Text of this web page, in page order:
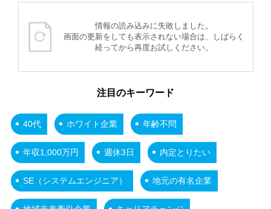
情報の読み込みに失敗しました。
画面の更新をしても表示されない場合は、しばらく
経ってから再度お試しください。
注目のキーワード
40代 ホワイト企業 年齢不問
年収1,000万円 週休3日 内定とりたい
SE（システムエンジニア） 地元の有名企業